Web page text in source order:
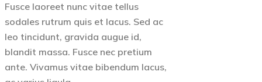
Fusce laoreet nunc vitae tellus
sodales rutrum quis et lacus. Sed ac
leo tincidunt, gravida augue id,
blandit massa. Fusce nec pretium
ante. Vivamus vitae bibendum lacus,